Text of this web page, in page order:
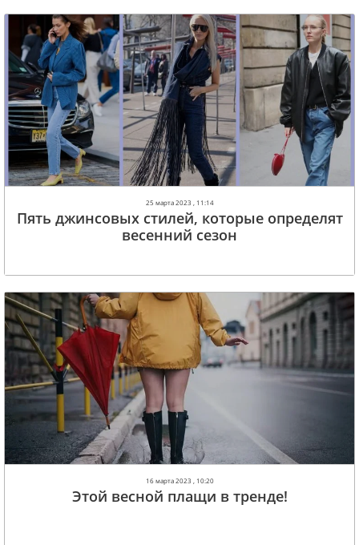
25 марта 2023 , 11:14
Пять джинсовых стилей, которые определят
весенний сезон
16 марта 2023 , 10:20
Этой весной плащи в тренде!